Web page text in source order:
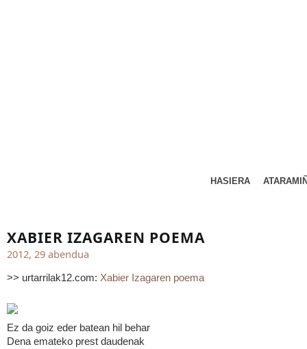
HASIERA
XABIER IZAGAREN POEMA
2012, 29 abendua
>> urtarrilak12.com: Xabier Izagaren poema
Ez da goiz eder batean hil behar
Dena emateko prest daudenak